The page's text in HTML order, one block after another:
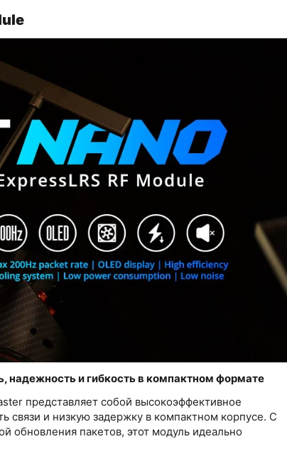
надежность и гибкость в компактном формате
представляет собой высокоэффективное
и низкую задержку в компактном корпусе. С
обновления пакетов, этот модуль идеально